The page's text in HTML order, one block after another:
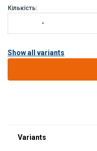
Кількість:
Show all variants